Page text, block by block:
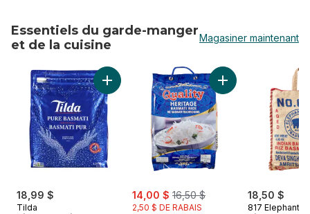
Essentiels du garde-manger
et de la cuisine
Magasiner maintenant
sauter Essentiels du garde-manger et de la cuisine
18,99 $
Tilda
Ajouter Riz basmati Pure Original au panier
sale:
14,00 $ , formerly:
16,50 $
2,50 $ DE RABAIS
Ajouter Riz
18,50 $
817 Elephant